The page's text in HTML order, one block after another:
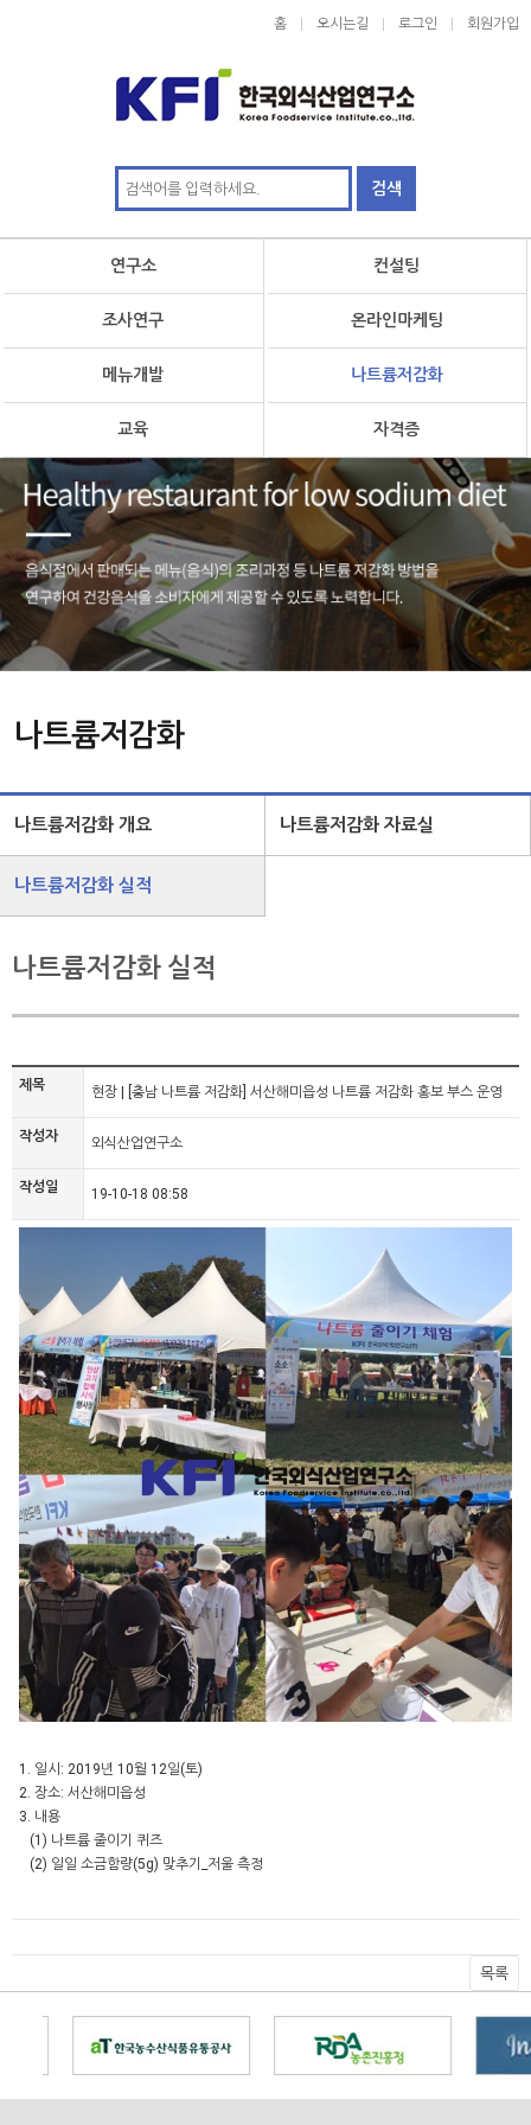
홈 오시는길 로그인 회원가입
연구소 컨설팅
조사연구 온라인마케팅
메뉴개발 나트륨저감화
교육 자격증
나트륨저감화
나트륨저감화 개요 나트륨저감화 자료실
나트륨저감화 실적
나트륨저감화 실적
제목 현장 | [충남 나트륨 저감화] 서산해미읍성 나트륨 저감화 홍보 부스 운영
작성자 외식산업연구소
작성일 19-10-18 08:58
1. 일시: 2019년 10월 12일(토)
2. 장소: 서산해미읍성
3. 내용
(1) 나트륨 줄이기 퀴즈
(2) 일일 소금함량(5g) 맞추기_저울 측정
목록